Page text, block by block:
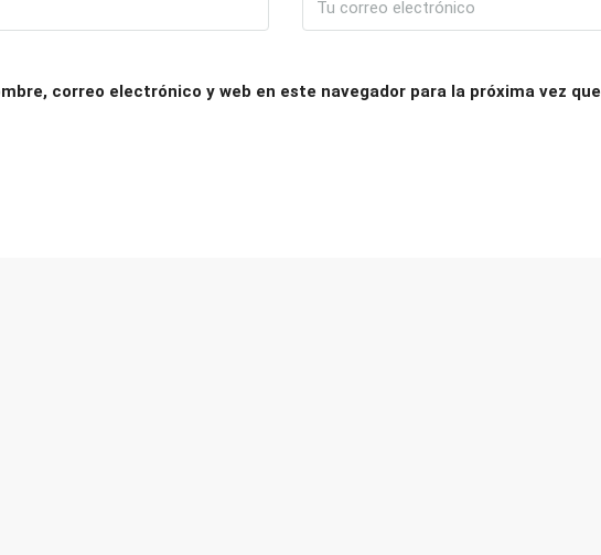
correo electrónico y web en este navegador para la próxima vez que